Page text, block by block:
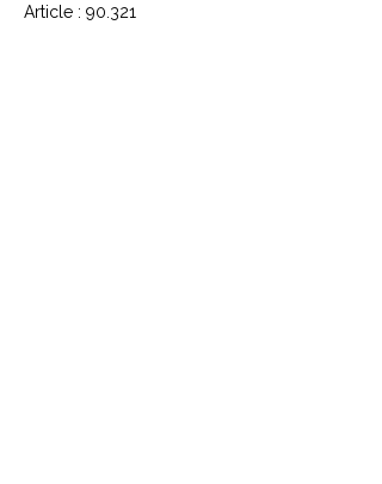
Article : 90.321